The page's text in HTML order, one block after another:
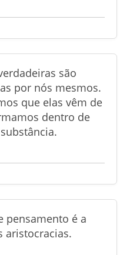
são
por nós mesmos.
que elas vêm de
dentro de
pensamento é a
aristocracias.